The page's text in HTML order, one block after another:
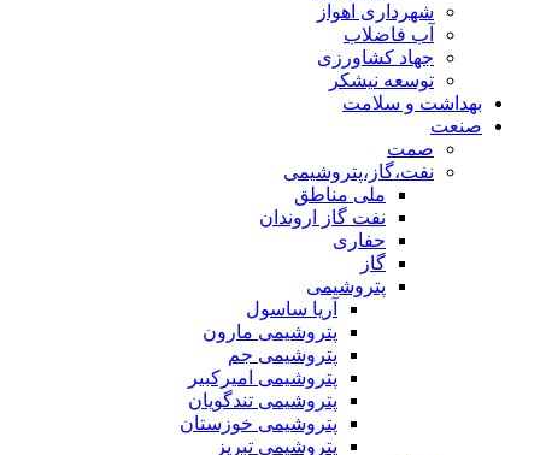
شهرداری اهواز
آب فاضلاب
جهاد کشاورزی
توسعه نیشکر
بهداشت و سلامت
صنعت
صمت
نفت،گاز،پتروشیمی
ملی مناطق
نفت گاز اروندان
حفاری
گاز
پتروشیمی
آریا ساسول
پتروشیمی مارون
پتروشیمی جم
پتروشیمی امیرکبیر
پتروشیمی تندگویان
پتروشیمی خوزستان
پتروشیمی تبریز